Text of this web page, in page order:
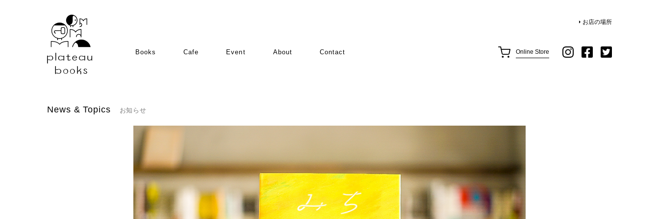
Books Cafe Event About Contact Online Store
お店の場所
News & Topics お知らせ